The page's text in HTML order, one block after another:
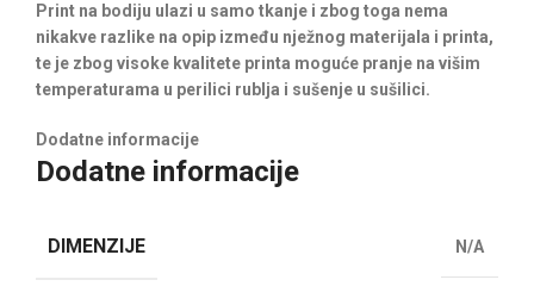
Print na bodiju ulazi u samo tkanje i zbog toga nema
nikakve razlike na opip između nježnog materijala i printa,
te je zbog visoke kvalitete printa moguće pranje na višim
temperaturama u perilici rublja i sušenje u sušilici.
Dodatne informacije
Dodatne informacije
DIMENZIJE N/A